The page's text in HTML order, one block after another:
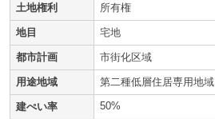
土地権利 所有権
地目 宅地
都市計画 市街化区域
用途地域 第二種低層住居専用地域
建ぺい率 50%